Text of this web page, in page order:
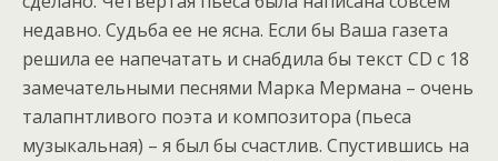
недавно. Судьба ее не ясна. Если бы Ваша газета
решила ее напечатать и снабдила бы текст CD c 18
замечательными песнями Марка Мермана – очень
талапнтливого поэта и композитора (пьеса
музыкальная) – я был бы счастлив. Спустившись на